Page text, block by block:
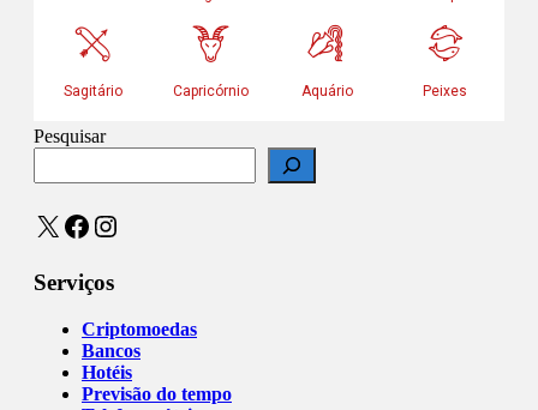
Pesquisar
X Facebook
Instagram
Serviços
Criptomoedas
Bancos
Hotéis
Previsão do tempo